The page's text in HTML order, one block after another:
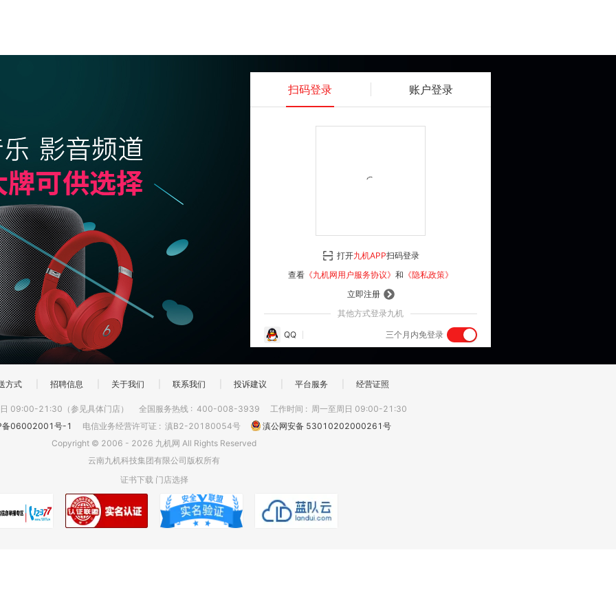
扫码登录 账户登录
登 录
立即注册
其他方式登录九机
QQ 三个月内免登录
打开九机APP扫码登录
查看 《九机网用户服务协议》 和 《隐私政策》
方式 招聘信息 关于我们 联系我们 投诉建议 平台服务 经营证照
09:00-21:30（参见具体门店） 全国服务热线 : 400-008-3939 工作时间 : 周一至周日 09:00-21:30
备06002001号-1
电信业务经营许可证 : 滇B2-20180054号
滇公网安备 53010202000261号
Copyright © 2006 - 2026 九机网 All Rights Reserved
云南九机科技集团有限公司版权所有
证书下载 门店选择